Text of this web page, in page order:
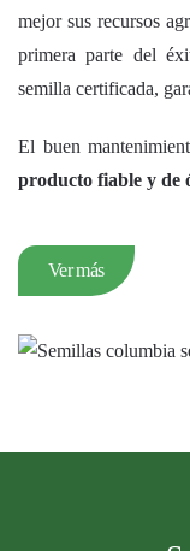
mejor sus recursos
primera parte del
semilla certificada,
El buen
producto fiable y de
Ver más